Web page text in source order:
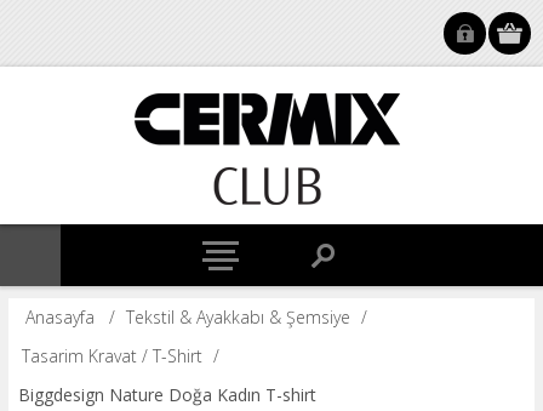
Anasayfa / Tekstil & Ayakkabı & Şemsiye /
Tasarim Kravat / T-Shirt /
Biggdesign Nature Doğa Kadın T-shirt